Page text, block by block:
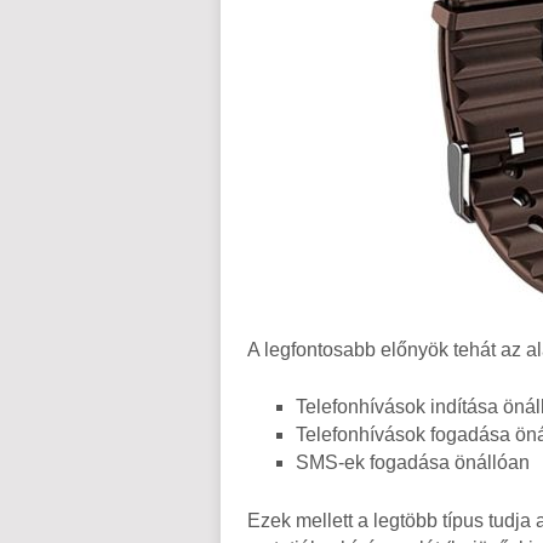
A legfontosabb előnyök tehát az
Telefonhívások indítása
Telefonhívások fogadása
SMS-ek fogadása önállóan
Ezek mellett a legtöbb típus tudja